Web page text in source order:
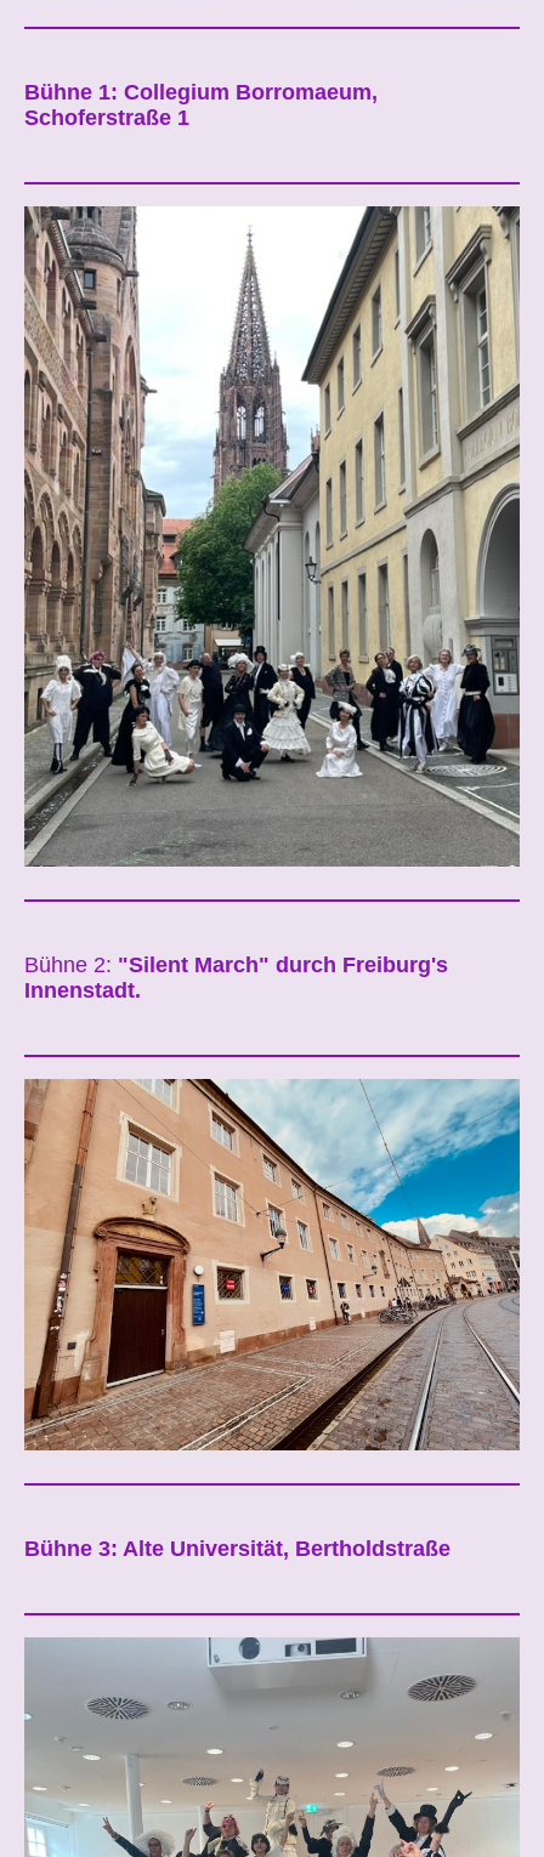
Bühne 1: Collegium Borromaeum,
Schoferstraße 1
Bühne 2: "Silent March" durch Freiburg's
Innenstadt.
Bühne 3: Alte Universität, Bertholdstraße